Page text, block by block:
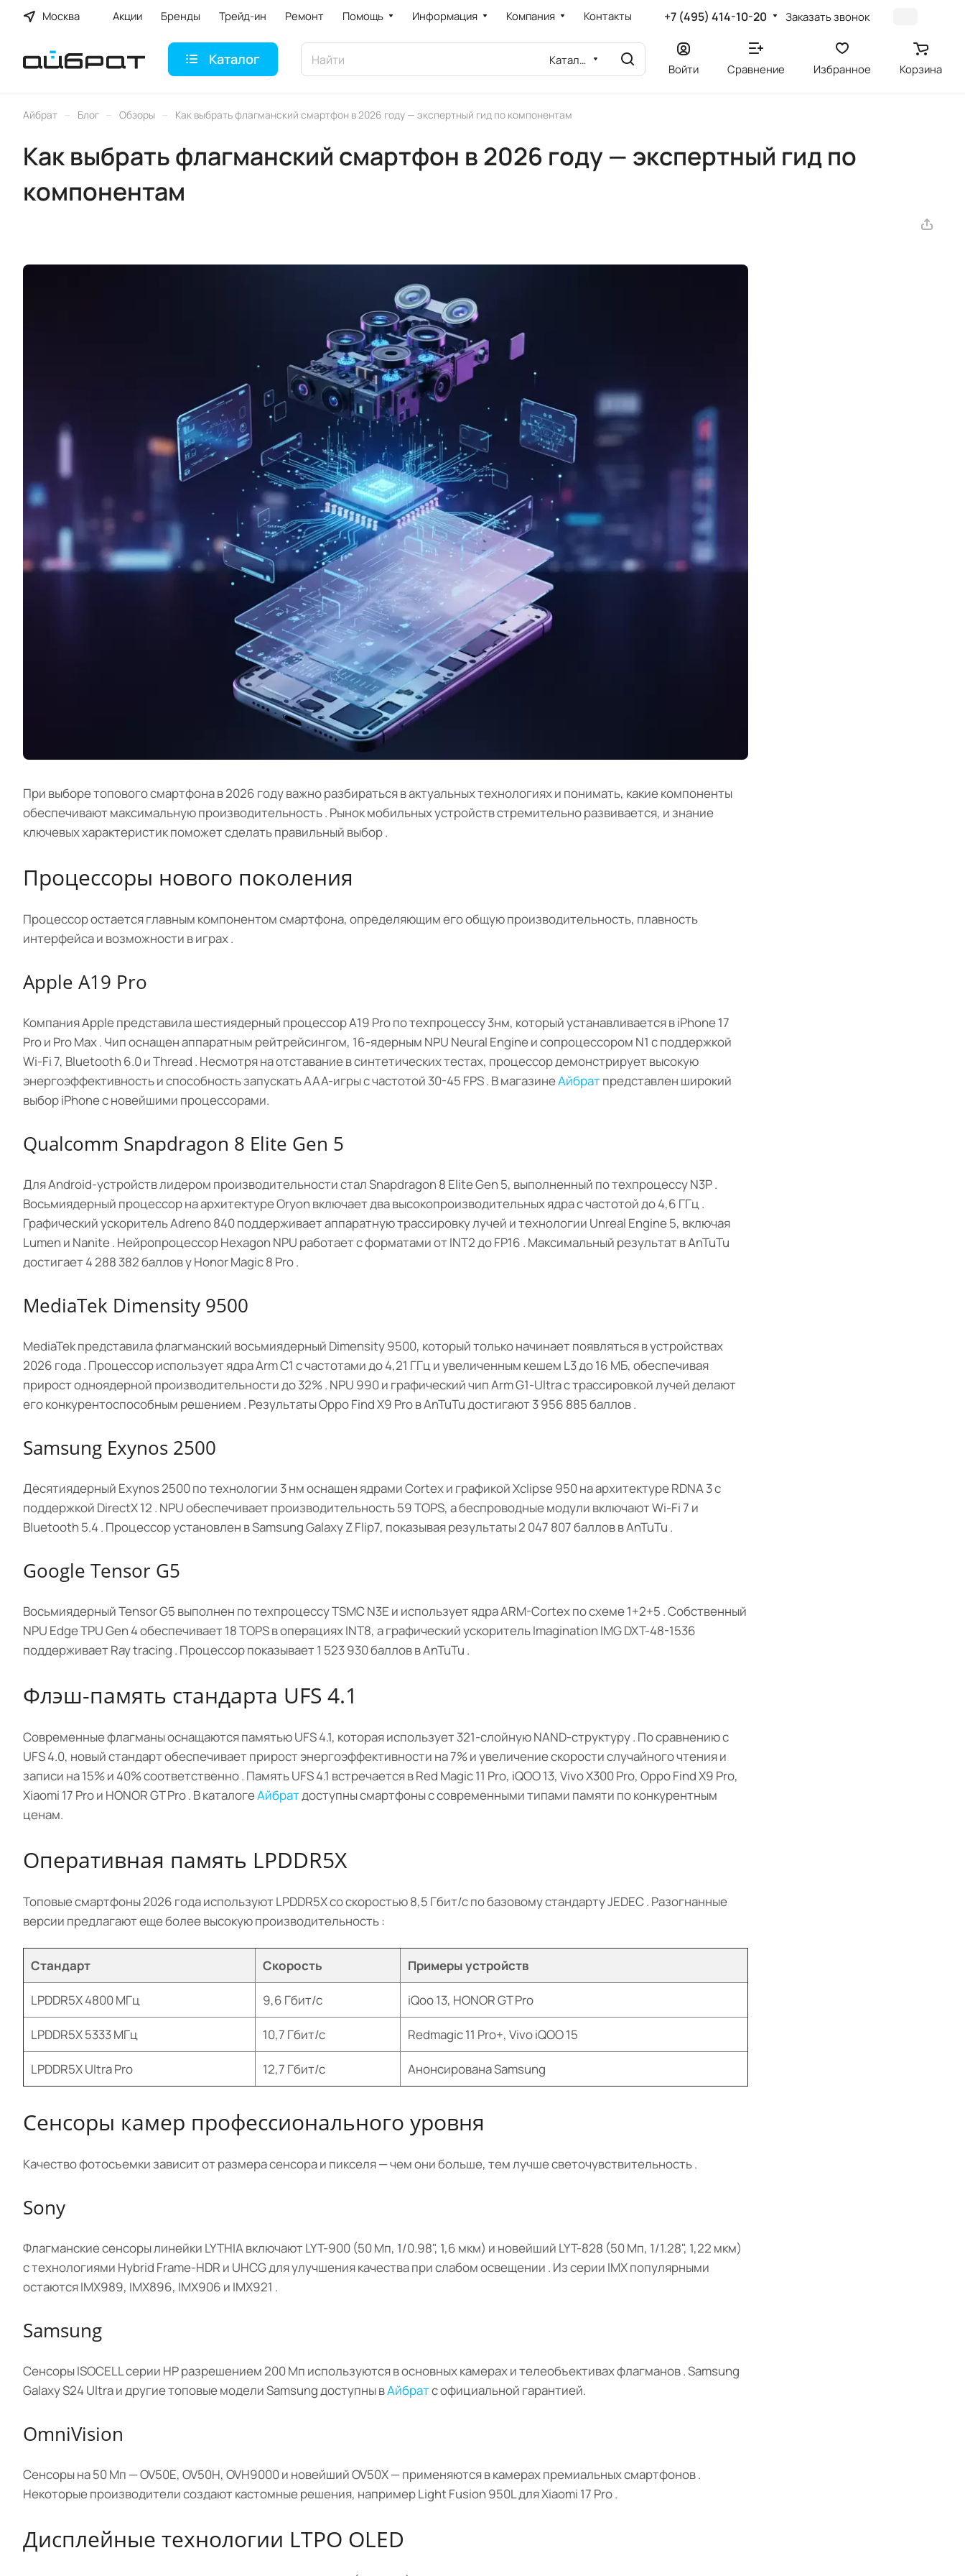
Москва Акции Бренды Трейд-ин Ремонт Помощь Информация Компания Контакты +7 (495) 414-10-20 Заказать звонок
Каталог Каталог
Войти Сравнение Избранное Корзина
Айбрат – Блог – Обзоры – Как выбрать флагманский смартфон в 2026 году — экспертный гид по компонентам
Как выбрать флагманский смартфон в 2026 году — экспертный гид по
компонентам
При выборе топового смартфона в 2026 году важно разбираться в актуальных технологиях и понимать, какие компоненты
обеспечивают максимальную производительность . Рынок мобильных устройств стремительно развивается, и знание
ключевых характеристик поможет сделать правильный выбор .
Процессоры нового поколения
Процессор остается главным компонентом смартфона, определяющим его общую производительность, плавность
интерфейса и возможности в играх .
Apple A19 Pro
Компания Apple представила шестиядерный процессор A19 Pro по техпроцессу 3нм, который устанавливается в iPhone 17
Pro и Pro Max . Чип оснащен аппаратным рейтрейсингом, 16-ядерным NPU Neural Engine и сопроцессором N1 с поддержкой
Wi-Fi 7, Bluetooth 6.0 и Thread . Несмотря на отставание в синтетических тестах, процессор демонстрирует высокую
энергоэффективность и способность запускать ААА-игры с частотой 30-45 FPS . В магазинеАйбратпредставлен широкий
выбор iPhone с новейшими процессорами.
Qualcomm Snapdragon 8 Elite Gen 5
Для Android-устройств лидером производительности стал Snapdragon 8 Elite Gen 5, выполненный по техпроцессу N3P .
Восьмиядерный процессор на архитектуре Oryon включает два высокопроизводительных ядра с частотой до 4,6 ГГц .
Графический ускоритель Adreno 840 поддерживает аппаратную трассировку лучей и технологии Unreal Engine 5, включая
Lumen и Nanite . Нейропроцессор Hexagon NPU работает с форматами от INT2 до FP16 . Максимальный результат в AnTuTu
достигает 4 288 382 баллов у Honor Magic 8 Pro .
MediaTek Dimensity 9500
MediaTek представила флагманский восьмиядерный Dimensity 9500, который только начинает появляться в устройствах
2026 года . Процессор использует ядра Arm C1 с частотами до 4,21 ГГц и увеличенным кешем L3 до 16 МБ, обеспечивая
прирост одноядерной производительности до 32% . NPU 990 и графический чип Arm G1-Ultra с трассировкой лучей делают
его конкурентоспособным решением . Результаты Oppo Find X9 Pro в AnTuTu достигают 3 956 885 баллов .
Samsung Exynos 2500
Десятиядерный Exynos 2500 по технологии 3 нм оснащен ядрами Cortex и графикой Xclipse 950 на архитектуре RDNA 3 с
поддержкой DirectX 12 . NPU обеспечивает производительность 59 TOPS, а беспроводные модули включают Wi-Fi 7 и
Bluetooth 5.4 . Процессор установлен в Samsung Galaxy Z Flip7, показывая результаты 2 047 807 баллов в AnTuTu .
Google Tensor G5
Восьмиядерный Tensor G5 выполнен по техпроцессу TSMC N3E и использует ядра ARM-Cortex по схеме 1+2+5 . Собственный
NPU Edge TPU Gen 4 обеспечивает 18 TOPS в операциях INT8, а графический ускоритель Imagination IMG DXT-48-1536
поддерживает Ray tracing . Процессор показывает 1 523 930 баллов в AnTuTu .
Флэш-память стандарта UFS 4.1
Современные флагманы оснащаются памятью UFS 4.1, которая использует 321-слойную NAND-структуру . По сравнению с
UFS 4.0, новый стандарт обеспечивает прирост энергоэффективности на 7% и увеличение скорости случайного чтения и
записи на 15% и 40% соответственно . Память UFS 4.1 встречается в Red Magic 11 Pro, iQOO 13, Vivo X300 Pro, Oppo Find X9 Pro,
Xiaomi 17 Pro и HONOR GT Pro . В каталогеАйбратдоступны смартфоны с современными типами памяти по конкурентным
ценам.
Оперативная память LPDDR5X
Топовые смартфоны 2026 года используют LPDDR5X со скоростью 8,5 Гбит/с по базовому стандарту JEDEC . Разогнанные
версии предлагают еще более высокую производительность :
Стандарт Скорость Примеры устройств
LPDDR5X 4800 МГц 9,6 Гбит/с iQoo 13, HONOR GT Pro
LPDDR5X 5333 МГц 10,7 Гбит/с Redmagic 11 Pro+, Vivo iQOO 15
LPDDR5X Ultra Pro 12,7 Гбит/с Анонсирована Samsung
Сенсоры камер профессионального уровня
Качество фотосъемки зависит от размера сенсора и пикселя — чем они больше, тем лучше светочувствительность .
Sony
Флагманские сенсоры линейки LYTHIA включают LYT-900 (50 Мп, 1/0.98", 1,6 мкм) и новейший LYT-828 (50 Мп, 1/1.28", 1,22 мкм)
с технологиями Hybrid Frame-HDR и UHCG для улучшения качества при слабом освещении . Из серии IMX популярными
остаются IMX989, IMX896, IMX906 и IMX921 .
Samsung
Сенсоры ISOCELL серии HP разрешением 200 Мп используются в основных камерах и телеобъективах флагманов . Samsung
Galaxy S24 Ultra и другие топовые модели Samsung доступны вАйбратс официальной гарантией.
OmniVision
Сенсоры на 50 Мп — OV50E, OV50H, OVH9000 и новейший OV50X — применяются в камерах премиальных смартфонов .
Некоторые производители создают кастомные решения, например Light Fusion 950L для Xiaomi 17 Pro .
Дисплейные технологии LTPO OLED